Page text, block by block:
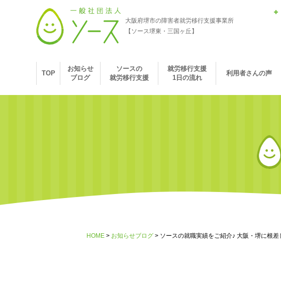
大阪府堺市の障害者就労移行支援事業所
【ソース堺東・三国ヶ丘】
TOP
お知らせ
ブログ
ソースの
就労移行支援
就労移行支援
1日の流れ
利用者さんの声
HOME お知らせブログ ソースの就職実績をご紹介♪ 大阪・堺に根差